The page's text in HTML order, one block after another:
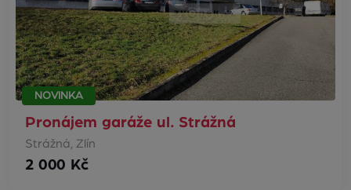
NOVINKA
Pronájem garáže ul. Strážná
Strážná, Zlín
2 000 Kč